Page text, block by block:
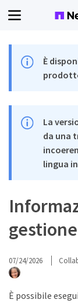
È
La
da una
lingua
07/24/2026
È possibile